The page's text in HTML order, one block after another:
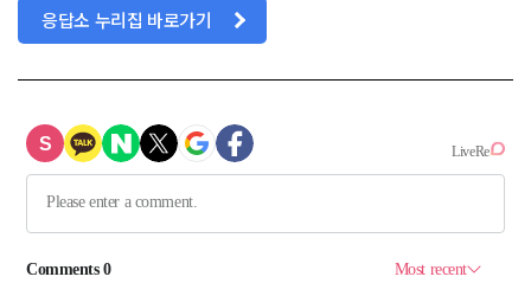
응답소 누리집 바로가기